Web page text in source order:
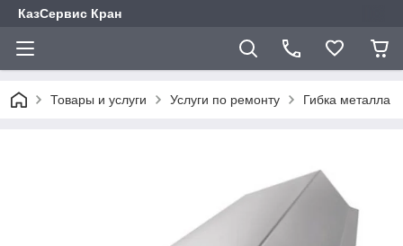
КазСервис Кран
Товары и услуги Услуги по ремонту Гибка металла